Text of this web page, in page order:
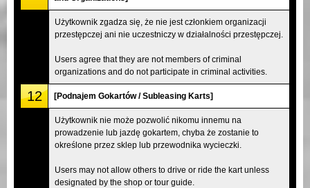
Użytkownik zgadza się, że nie jest członkiem organizacji
przestępczej ani nie uczestniczy w działalności przestępczej.
Users agree that they are not members of criminal
organizations and do not participate in criminal activities.
12 [Podnajem Gokartów / Subleasing Karts]
Użytkownik nie może pozwolić nikomu innemu na
prowadzenie lub jazdę gokartem, chyba że zostanie to
określone przez sklep lub przewodnika wycieczki.
Users may not allow others to drive or ride the kart unless
designated by the shop or tour guide.